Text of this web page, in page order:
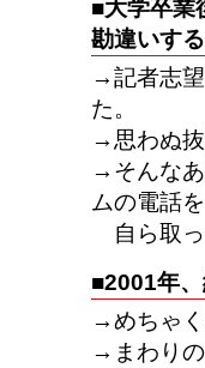
■大学卒
勘違いする
→記者志
た。
→思わぬ
→そんな
ムの電話を
自ら取っ
■2001年
→めちゃく
→まわり